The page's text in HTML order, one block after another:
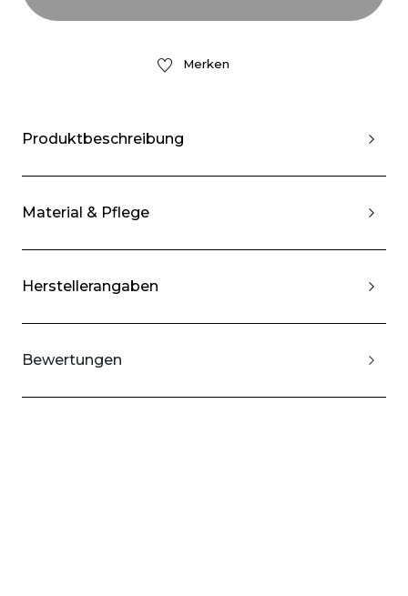
Merken
Produktbeschreibung
Material & Pflege
Herstellerangaben
Bewertungen